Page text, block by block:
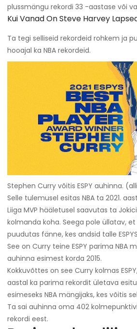
plussmängu rekordi 33 -aastase või
Kui Vanad On Steve Harvey
Ta tegi selliseid rekordeid rohkem ja
hooajal ka NBA rekordeid.
Stephen Curry võitis ESPY auhinna.
Selle tulemusel esitas NBA ta 2021.
Liiga MVP hääletusel saavutas ta
kolmanda koha. Seega pole üllatav,
puudutas fänne, kes andsid talle
See on Curry teine ​​ESPY parima NBA
auhinna esimest korda 2015.
Kokkuvõttes on see Curry kolmas
aastal ka parima rekordit ületava
esimeseks NBA mängijaks, kes võitis
Ta sai auhinna oma 402
rekordi eest.